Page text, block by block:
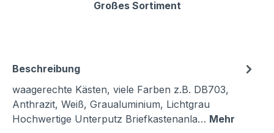
Großes Sortiment
Beschreibung
waagerechte Kästen, viele Farben z.B. DB703,
Anthrazit, Weiß, Graualuminium, Lichtgrau
Hochwertige Unterputz Briefkastenanla… Mehr